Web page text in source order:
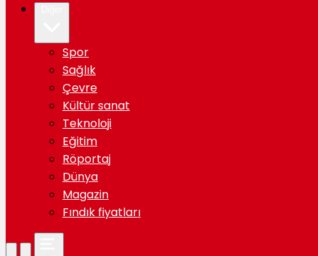
Spor
Sağlık
Çevre
Kültür sanat
Teknoloji
Eğitim
Röportaj
Dünya
Magazin
Fındık fiyatları